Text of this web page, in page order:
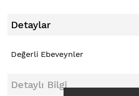
Detaylar
Değerli Ebeveynler
Detaylı Bilgi